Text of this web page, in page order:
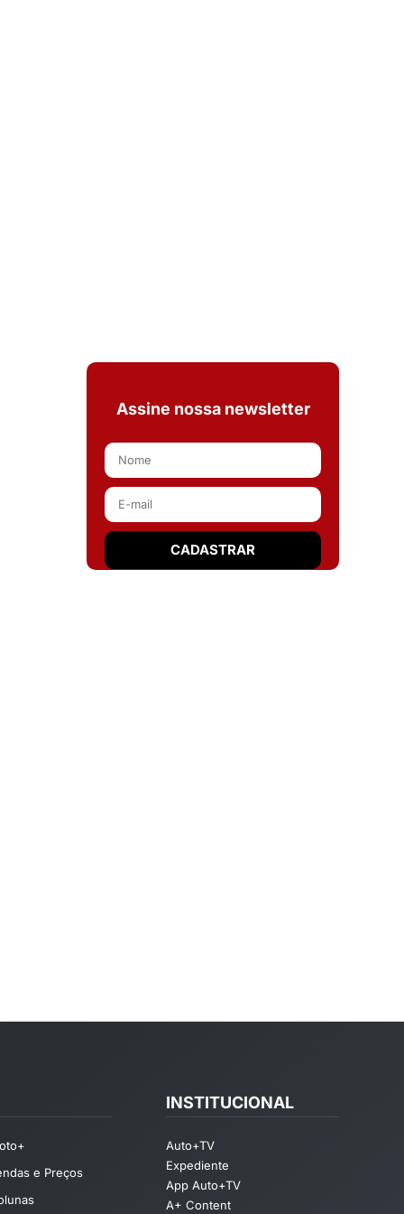
Assine nossa newsletter
e Preços
INSTITUCIONAL
Auto+TV
Expediente
App Auto+TV
A+ Content